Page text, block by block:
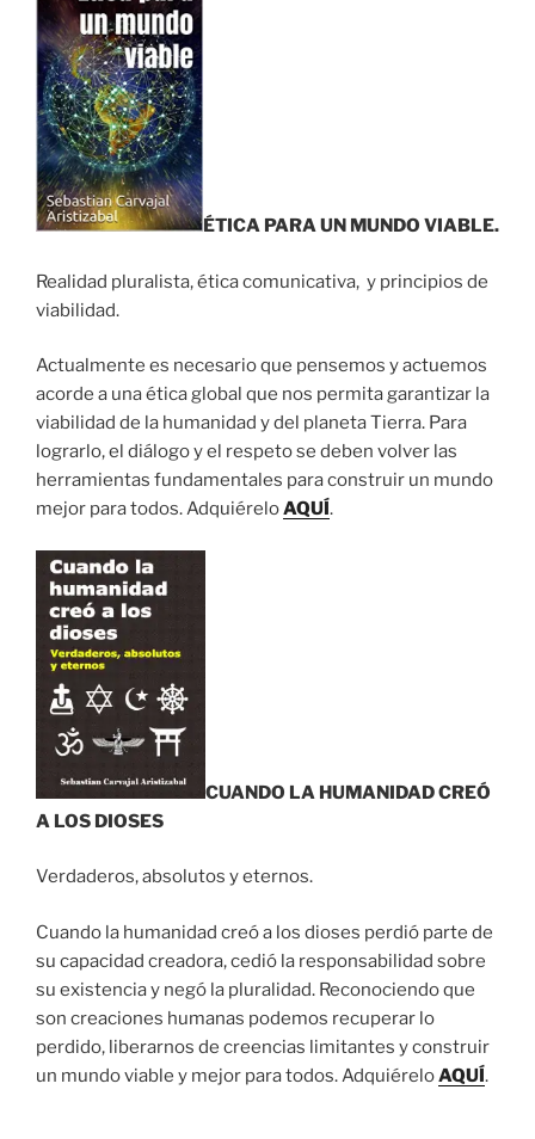
ÉTICA PARA UN MUNDO VIABLE.
Realidad pluralista, ética comunicativa, y principios de
viabilidad.
Actualmente es necesario que pensemos y actuemos
acorde a una ética global que nos permita garantizar la
viabilidad de la humanidad y del planeta Tierra. Para
lograrlo, el diálogo y el respeto se deben volver las
herramientas fundamentales para construir un mundo
mejor para todos. AdquiéreloAQUÍ .
CUANDO LA HUMANIDAD CREÓ
A LOS DIOSES
Verdaderos, absolutos y eternos.
Cuando la humanidad creó a los dioses perdió parte de
su capacidad creadora, cedió la responsabilidad sobre
su existencia y negó la pluralidad. Reconociendo que
son creaciones humanas podemos recuperar lo
perdido, liberarnos de creencias limitantes y construir
un mundo viable y mejor para todos. AdquiéreloAQUÍ.